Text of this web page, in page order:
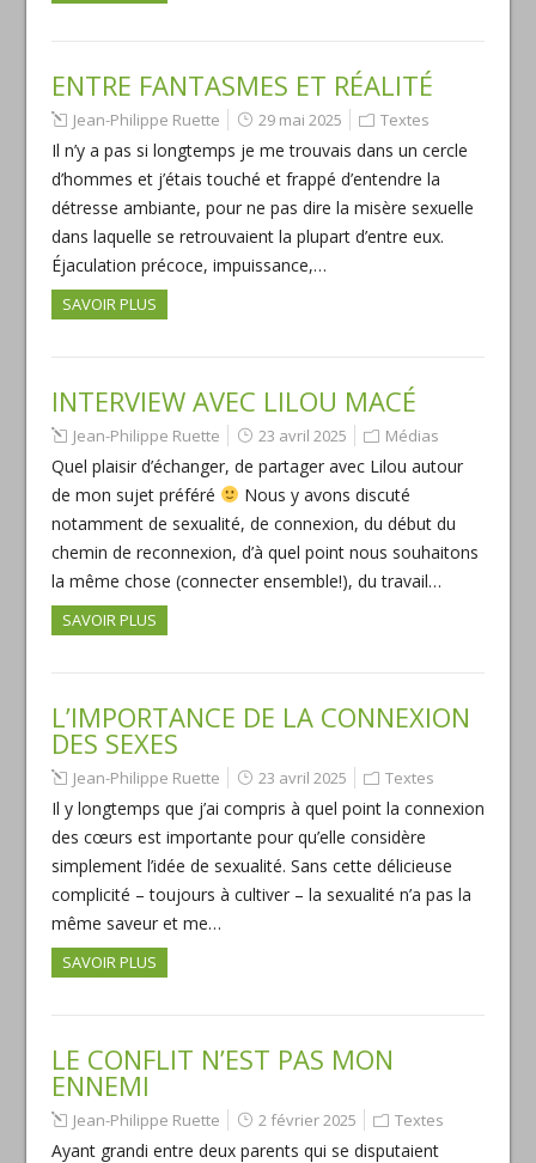
ENTRE FANTASMES ET RÉALITÉ
Jean-Philippe Ruette 29 mai 2025 Textes
Il n’y a pas si longtemps je me trouvais dans un cercle
d’hommes et j’étais touché et frappé d’entendre la
détresse ambiante, pour ne pas dire la misère sexuelle
dans laquelle se retrouvaient la plupart d’entre eux.
Éjaculation précoce, impuissance,…
SAVOIR PLUS
INTERVIEW AVEC LILOU MACÉ
Jean-Philippe Ruette 23 avril 2025 Médias
Quel plaisir d’échanger, de partager avec Lilou autour
de mon sujet préféré
Nous y avons discuté
notamment de sexualité, de connexion, du début du
chemin de reconnexion, d’à quel point nous souhaitons
la même chose (connecter ensemble!), du travail…
SAVOIR PLUS
L’IMPORTANCE DE LA CONNEXION
DES SEXES
Jean-Philippe Ruette 23 avril 2025 Textes
Il y longtemps que j’ai compris à quel point la connexion
des cœurs est importante pour qu’elle considère
simplement l’idée de sexualité. Sans cette délicieuse
complicité – toujours à cultiver – la sexualité n’a pas la
même saveur et me…
SAVOIR PLUS
LE CONFLIT N’EST PAS MON
ENNEMI
Jean-Philippe Ruette 2 février 2025 Textes
Ayant grandi entre deux parents qui se disputaient